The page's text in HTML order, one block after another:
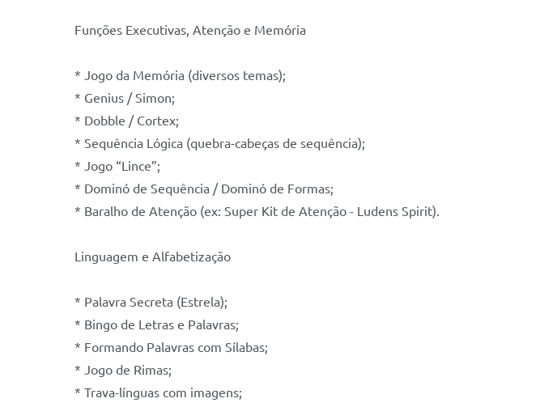
Funções Executivas, Atenção e Memória
* Jogo da Memória (diversos temas);
* Genius / Simon;
* Dobble / Cortex;
* Sequência Lógica (quebra-cabeças de sequência);
* Jogo “Lince”;
* Dominó de Sequência / Dominó de Formas;
* Baralho de Atenção (ex: Super Kit de Atenção - Ludens Spirit).
Linguagem e Alfabetização
* Palavra Secreta (Estrela);
* Bingo de Letras e Palavras;
* Formando Palavras com Sílabas;
* Jogo de Rimas;
* Trava-línguas com imagens;